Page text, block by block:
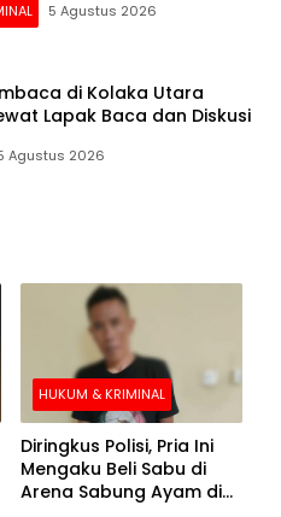
5 Agustus 2026
di Kolaka Utara
Lapak Baca dan Diskusi
Agustus 2026
HUKUM & KRIMINAL
Diringkus Polisi, Pria Ini
Mengaku Beli Sabu di
Arena Sabung Ayam di